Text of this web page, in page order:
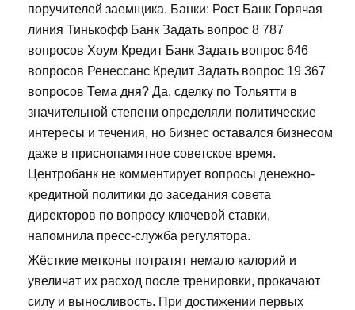
поручителей заемщика. Банки: Рост Банк Горячая
линия Тинькофф Банк Задать вопрос 8 787
вопросов Хоум Кредит Банк Задать вопрос 646
вопросов Ренессанс Кредит Задать вопрос 19 367
вопросов Тема дня? Да, сделку по Тольятти в
значительной степени определяли политические
интересы и течения, но бизнес оставался бизнесом
даже в приснопамятное советское время.
Центробанк не комментирует вопросы денежно-
кредитной политики до заседания совета
директоров по вопросу ключевой ставки,
напомнила пресс-служба регулятора.
Жёсткие метконы потратят немало калорий и
увеличат их расход после тренировки, прокачают
силу и выносливость. При достижении первых